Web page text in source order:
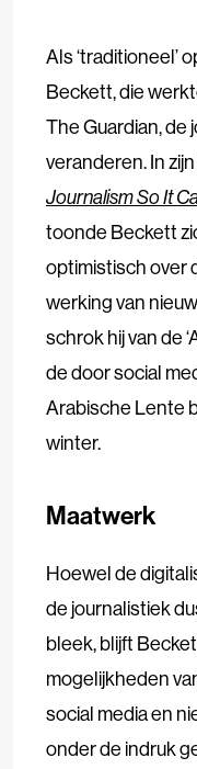
Als ‘traditioneel’
Beckett, die
The Guardian, de
veranderen. In
Journalism So It
toonde Beckett
optimistisch over
werking van
schrok hij van de
de door social
Arabische Lente
winter.
Maatwerk
Hoewel de
de journalistiek
bleek, blijft
mogelijkheden
social media en
onder de indruk